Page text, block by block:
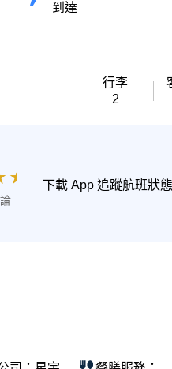
到達
行李
2
★ 下載 App 追蹤航班狀態